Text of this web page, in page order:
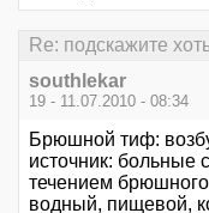
Re: подскажите
southlekar
19 - 11.07.2010 - 08:34
Брюшной тиф:
источник:
течением
водный, пищевой,